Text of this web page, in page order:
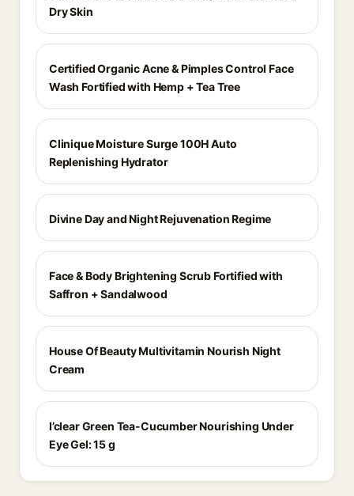
Dry Skin
Certified Organic Acne & Pimples Control Face
Wash Fortified with Hemp + Tea Tree
Clinique Moisture Surge 100H Auto
Replenishing Hydrator
Divine Day and Night Rejuvenation Regime
Face & Body Brightening Scrub Fortified with
Saffron + Sandalwood
House Of Beauty Multivitamin Nourish Night
Cream
I’clear Green Tea-Cucumber Nourishing Under
Eye Gel: 15 g